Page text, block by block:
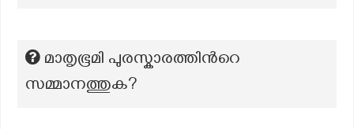
മാതൃഭൂമി പുരസ്കാരത്തിന്‍റെ
സമ്മാനത്തുക?